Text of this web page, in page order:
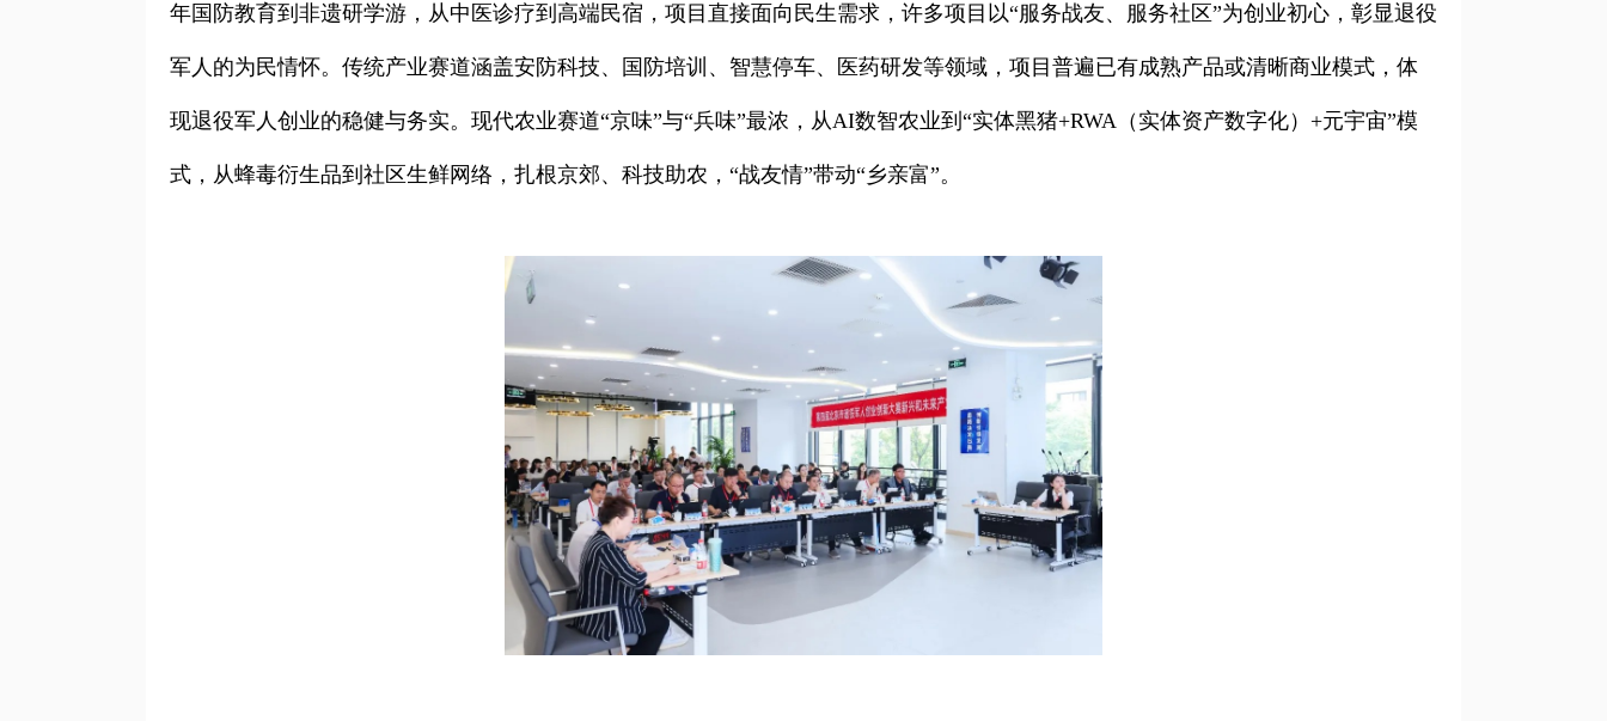
年国防教育到非遗研学游，从中医诊疗到高端民宿，项目直接面向民生需求，许多项目以“服务战友、服务社区”为创业初心，彰显退役
军人的为民情怀。传统产业赛道涵盖安防科技、国防培训、智慧停车、医药研发等领域，项目普遍已有成熟产品或清晰商业模式，体
现退役军人创业的稳健与务实。现代农业赛道“京味”与“兵味”最浓，从AI数智农业到“实体黑猪+RWA（实体资产数字化）+元宇宙”模
式，从蜂毒衍生品到社区生鲜网络，扎根京郊、科技助农，“战友情”带动“乡亲富”。